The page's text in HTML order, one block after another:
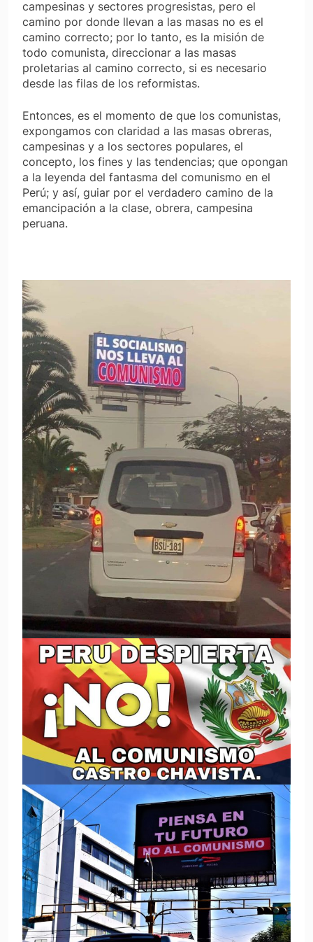
campesinas y sectores progresistas, pero el
camino por donde llevan a las masas no es el
camino correcto; por lo tanto, es la misión de
todo comunista, direccionar a las masas
proletarias al camino correcto, si es necesario
desde las filas de los reformistas.
Entonces, es el momento de que los comunistas,
expongamos con claridad a las masas obreras,
campesinas y a los sectores populares, el
concepto, los fines y las tendencias; que opongan
a la leyenda del fantasma del comunismo en el
Perú; y así, guiar por el verdadero camino de la
emancipación a la clase, obrera, campesina
peruana.